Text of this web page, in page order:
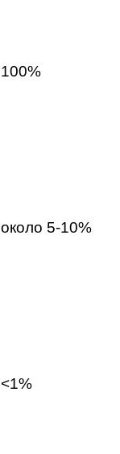
100%
около 5-10%
<1%